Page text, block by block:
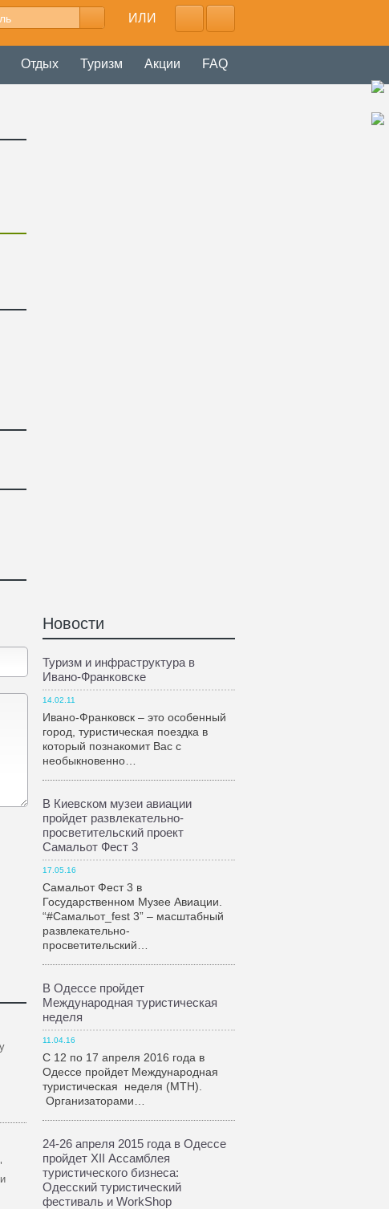
ИЛИ
Отдых Туризм Акции FAQ
Новости
Туризм и инфраструктура в
Ивано-Франковске
14.02.11
Ивано-Франковск – это особенный
город, туристическая поездка в
который познакомит Вас с
необыкновенно…
В Киевском музеи авиации
пройдет развлекательно-
просветительский проект
Самальот Фест 3
17.05.16
Самальот Фест 3 в
Государственном Музее Авиации.
“#Самальот_fest 3” – масштабный
развлекательно-
просветительский…
В Одессе пройдет
Международная туристическая
неделя
11.04.16
С 12 по 17 апреля 2016 года в
Одессе пройдет Международная
туристическая неделя (МТН).
Организаторами…
24-26 апреля 2015 года в Одессе
пройдет XII Ассамблея
туристического бизнеса:
Одесский туристический
фестиваль и WorkShop